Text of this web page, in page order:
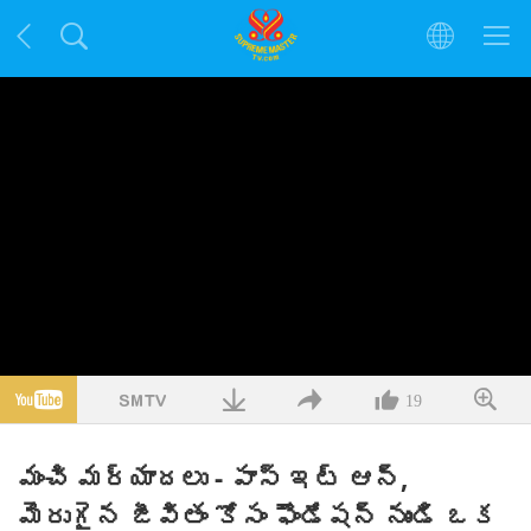
19
మంచి మర్యాదలు - పాస్ ఇట్ ఆన్,
మెరుగైన జీవితం కోసం ఫౌండేషన్ నుండి ఒక